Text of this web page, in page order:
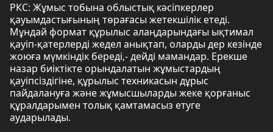
РКС: Жұмыс тобына облыстық кәсіпкерлер
қауымдастығының төрағасы жетекшілік етеді.
Мұндай формат құрылыс алаңдарындағы ықтимал
қауіп-қатерлерді жедел анықтап, оларды дер кезінде
жоюға мүмкіндік береді,- дейді мамандар. Ерекше
назар биіктікте орындалатын жұмыстардың
қауіпсіздігіне, құрылыс техникасын дұрыс
пайдалануға және жұмысшыларды жеке қорғаныс
құралдарымен толық қамтамасыз етуге
аударылады.